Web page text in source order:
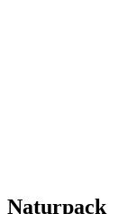
Naturpack